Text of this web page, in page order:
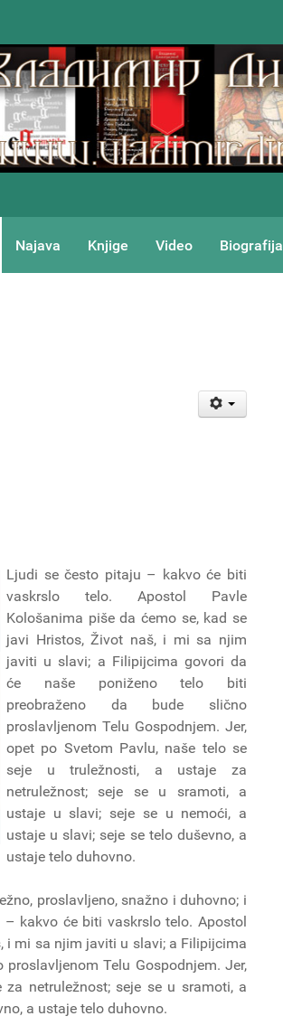
Najava Knjige Video Biografija
Ljudi se često pitaju – kakvo će biti
vaskrslo telo. Apostol Pavle
Kološanima piše da ćemo se, kad se
javi Hristos, Život naš, i mi sa njim
javiti u slavi; a Filipijcima govori da
će naše poniženo telo biti
preobraženo da bude slično
proslavljenom Telu Gospodnjem. Jer,
opet po Svetom Pavlu, naše telo se
seje u truležnosti, a ustaje za
netruležnost; seje se u sramoti, a
ustaje u slavi; seje se u nemoći, a
ustaje u slavi; seje se telo duševno, a
ustaje telo duhovno.
proslavljeno, snažno i duhovno; i
kakvo će biti vaskrslo telo. Apostol
i mi sa njim javiti u slavi; a Filipijcima
Telu Gospodnjem. Jer,
netruležnost; seje se u sramoti, a
a ustaje telo duhovno.